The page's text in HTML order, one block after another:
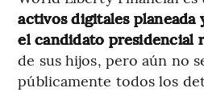
activos digitales
el candidato presidencial
de sus hijos, pero aún no
públicamente todos los